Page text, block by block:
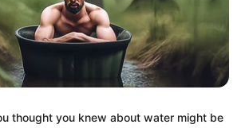
thought you knew about water might be